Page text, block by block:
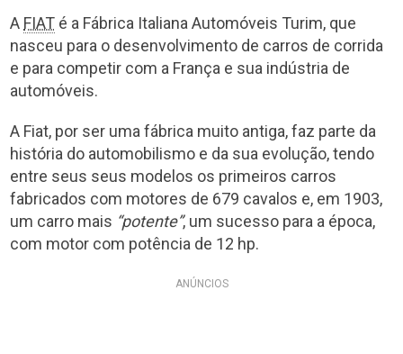
A FIAT é a Fábrica Italiana Automóveis Turim, que
nasceu para o desenvolvimento de carros de corrida
e para competir com a França e sua indústria de
automóveis.
A Fiat, por ser uma fábrica muito antiga, faz parte da
história do automobilismo e da sua evolução, tendo
entre seus seus modelos os primeiros carros
fabricados com motores de 679 cavalos e, em 1903,
um carro mais “potente”, um sucesso para a época,
com motor com potência de 12 hp.
ANÚNCIOS